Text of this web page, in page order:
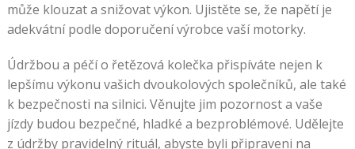
může klouzat a snižovat výkon. Ujistěte se, že napětí je
adekvátní podle doporučení výrobce vaší motorky.
Údržbou a péčí o řetězová kolečka přispíváte nejen k
lepšímu výkonu vašich dvoukolových společníků, ale také
k bezpečnosti na silnici. Věnujte jim pozornost a vaše
jízdy budou bezpečné, hladké a bezproblémové. Udělejte
z údržby pravidelný rituál, abyste byli připraveni na